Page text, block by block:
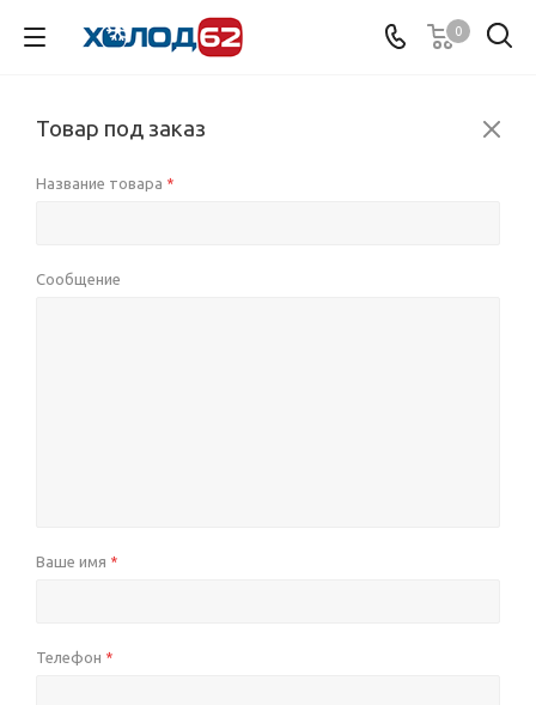
0
Товар под заказ
Название товара *
Сообщение
Ваше имя *
Телефон *